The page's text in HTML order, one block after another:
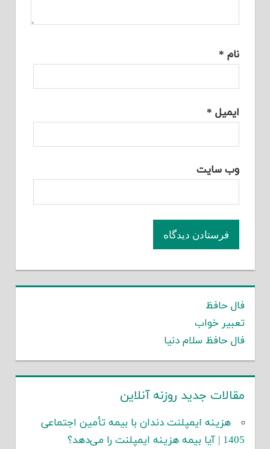
نام *
ایمیل *
وب‌ سایت
فال حافظ
تعبیر خواب
فال حافظ سلام دنیا
مقالات جدید روزنه آنلاین
هزینه ایمپلنت دندان با بیمه تأمین اجتماعی
1405 | آیا بیمه هزینه ایمپلنت را می‌دهد؟